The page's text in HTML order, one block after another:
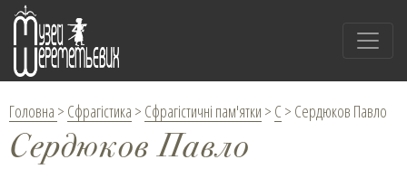
Головна > Сфрагістика > Сфрагістичні пам'ятки > С > Сердюков Павло
Сердюков Павло